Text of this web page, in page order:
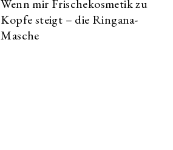
Wenn mir Frischekosmetik zu
Kopfe steigt – die Ringana-
Masche